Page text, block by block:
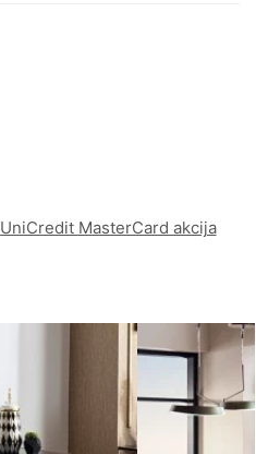
UniCredit MasterCard akcija